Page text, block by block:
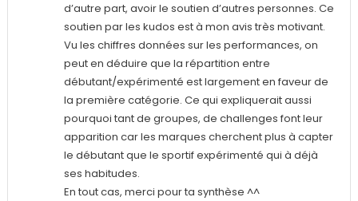
d’autre part, avoir le soutien d’autres personnes. Ce
soutien par les kudos est à mon avis très motivant.
Vu les chiffres données sur les performances, on
peut en déduire que la répartition entre
débutant/expérimenté est largement en faveur de
la première catégorie. Ce qui expliquerait aussi
pourquoi tant de groupes, de challenges font leur
apparition car les marques cherchent plus à capter
le débutant que le sportif expérimenté qui à déjà
ses habitudes.
En tout cas, merci pour ta synthèse ^^